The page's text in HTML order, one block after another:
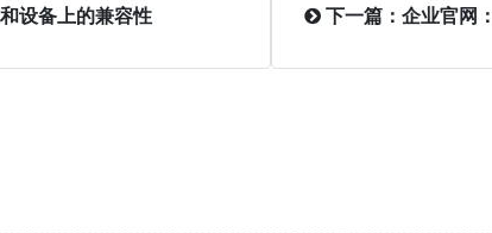
设备上的兼容性
下一篇：企业官网